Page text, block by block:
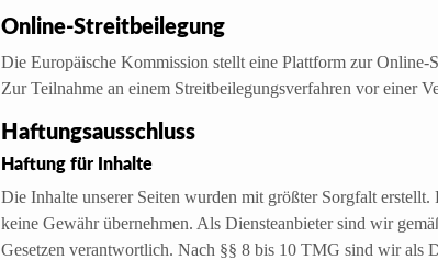
Online-Streitbeilegung
Die Europäische Kommission stellt eine Plattform zur Online-
Zur Teilnahme an einem Streitbeilegungsverfahren vor einer
Haftungsausschluss
Haftung für Inhalte
Die Inhalte unserer Seiten wurden mit größter Sorgfalt
keine Gewähr übernehmen. Als Diensteanbieter sind wir
Gesetzen verantwortlich. Nach §§ 8 bis 10 TMG sind wir als